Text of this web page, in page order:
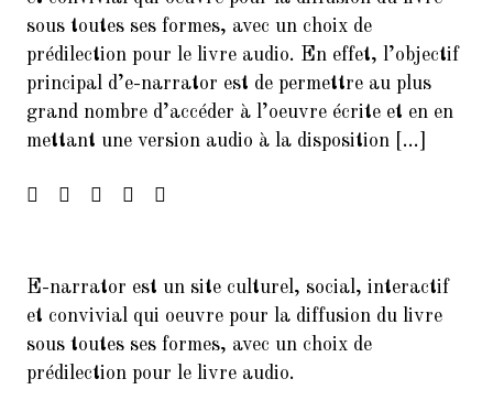
Francophonie
4.
FORUM DES ASSOCIATIONS DU
14 SEPTEMBRE 2024 PARIS
75014
7.
Inscrivez-vous à la Soirée
Présentation Service des
Relectures 22/02/2017
8.
Concert Exceptionnel en
sous toutes ses formes, avec un choix de
prédilection pour le livre audio. En effet, l’objectif
principal d’e-narrator est de permettre au plus
grand nombre d’accéder à l’oeuvre écrite et en en
mettant une version audio à la disposition […]
E-narrator est un site culturel, social, interactif
et convivial qui oeuvre pour la diffusion du livre
sous toutes ses formes, avec un choix de
prédilection pour le livre audio.